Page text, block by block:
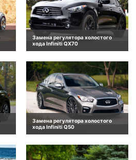
Замена регулятора холостого
хода Infiniti QX70
Замена регулятора холостого
хода Infiniti Q50